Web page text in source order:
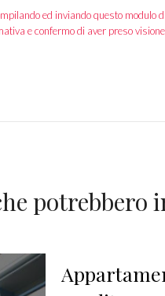
ed inviando questo modulo
e confermo di aver preso
potrebbero